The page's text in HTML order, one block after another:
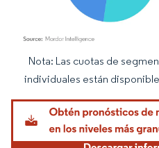
Imagen © Mordor Intelligence. El uso
Nota: Las cuotas de
individuales están